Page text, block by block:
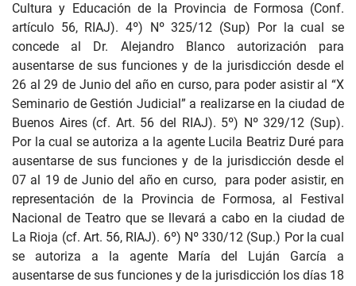
Cultura y Educación de la Provincia de Formosa (Conf.
artículo 56, RIAJ). 4º) Nº 325/12 (Sup) Por la cual se
concede al Dr. Alejandro Blanco autorización para
ausentarse de sus funciones y de la jurisdicción desde el
26 al 29 de Junio del año en curso, para poder asistir al “X
Seminario de Gestión Judicial” a realizarse en la ciudad de
Buenos Aires (cf. Art. 56 del RIAJ). 5º) Nº 329/12 (Sup).
Por la cual se autoriza a la agente Lucila Beatriz Duré para
ausentarse de sus funciones y de la jurisdicción desde el
07 al 19 de Junio del año en curso, para poder asistir, en
representación de la Provincia de Formosa, al Festival
Nacional de Teatro que se llevará a cabo en la ciudad de
La Rioja (cf. Art. 56, RIAJ). 6º) Nº 330/12 (Sup.) Por la cual
se autoriza a la agente María del Luján García a
ausentarse de sus funciones y de la jurisdicción los días 18